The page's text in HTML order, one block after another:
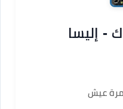
- إليسا
مرة عيش